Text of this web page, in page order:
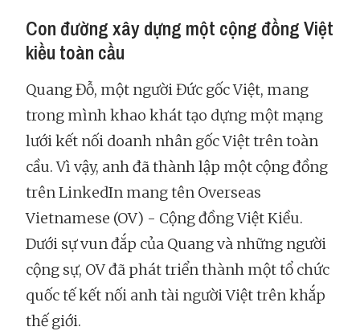
Con đường xây dựng một cộng đồng Việt
kiều toàn cầu
Quang Đỗ, một người Đức gốc Việt, mang
trong mình khao khát tạo dựng một mạng
lưới kết nối doanh nhân gốc Việt trên toàn
cầu. Vì vậy, anh đã thành lập một cộng đồng
trên LinkedIn mang tên Overseas
Vietnamese (OV) - Cộng đồng Việt Kiều.
Dưới sự vun đắp của Quang và những người
cộng sự, OV đã phát triển thành một tổ chức
quốc tế kết nối anh tài người Việt trên khắp
thế giới.